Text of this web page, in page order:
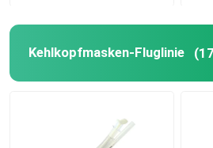
Doppeltes Lumen-bronchiales
Kehlkopfmasken-Fluglinie